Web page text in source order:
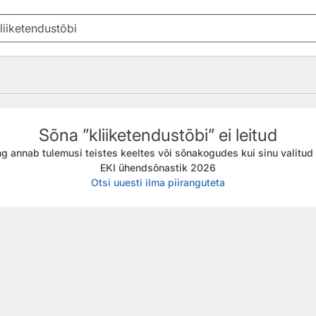
Sõna ”kliiketendustõbi” ei leitud
annab tulemusi teistes keeltes või sõnakogudes kui sinu
EKI ühendsõnastik 2026
Otsi uuesti ilma piiranguteta